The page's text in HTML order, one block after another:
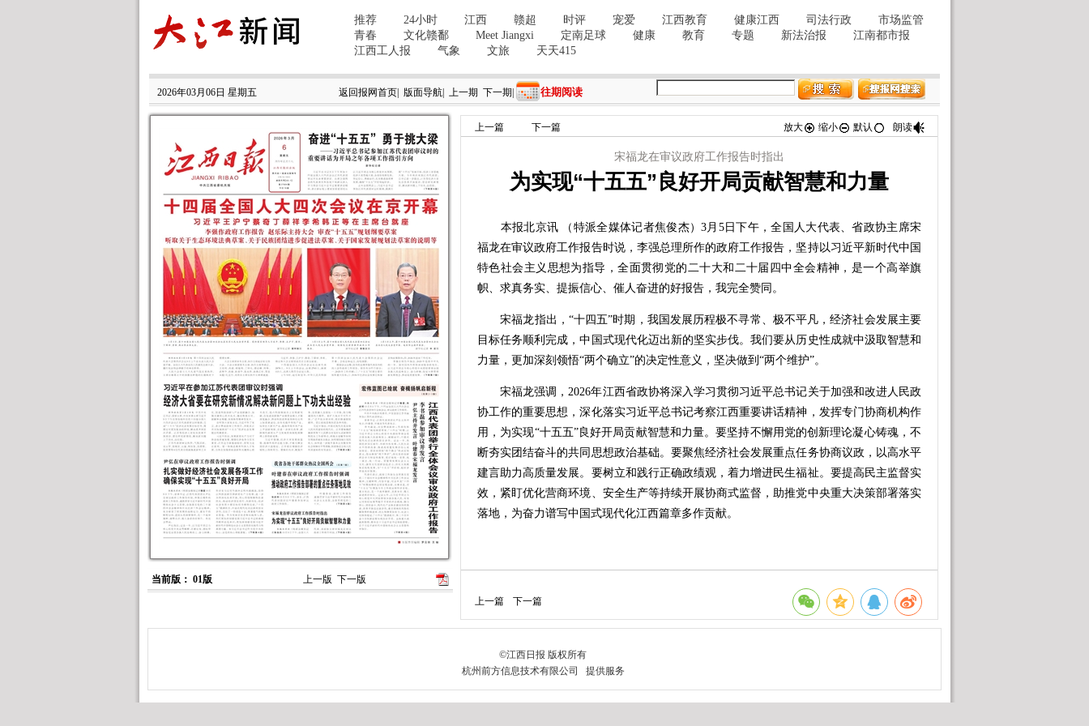
2026年03月06日 星期五 返回报网首页 版面导航 上一期 下一期 往期阅读
当前版： 01版 上一版 下一版
上一篇 下一篇 放大 缩小 默认 朗读
宋福龙在审议政府工作报告时指出
为实现“十五五”良好开局贡献智慧和力量
本报北京讯 （特派全媒体记者焦俊杰）3月5日下午，全国人大代表、省政协主席宋
福龙在审议政府工作报告时说，李强总理所作的政府工作报告，坚持以习近平新时代中国
特色社会主义思想为指导，全面贯彻党的二十大和二十届四中全会精神，是一个高举旗
帜、求真务实、提振信心、催人奋进的好报告，我完全赞同。
宋福龙指出，“十四五”时期，我国发展历程极不寻常、极不平凡，经济社会发展主要
目标任务顺利完成，中国式现代化迈出新的坚实步伐。我们要从历史性成就中汲取智慧和
力量，更加深刻领悟“两个确立”的决定性意义，坚决做到“两个维护”。
宋福龙强调，2026年江西省政协将深入学习贯彻习近平总书记关于加强和改进人民政
协工作的重要思想，深化落实习近平总书记考察江西重要讲话精神，发挥专门协商机构作
用，为实现“十五五”良好开局贡献智慧和力量。要坚持不懈用党的创新理论凝心铸魂，不
断夯实团结奋斗的共同思想政治基础。要聚焦经济社会发展重点任务协商议政，以高水平
建言助力高质量发展。要树立和践行正确政绩观，着力增进民生福祉。要提高民主监督实
效，紧盯优化营商环境、安全生产等持续开展协商式监督，助推党中央重大决策部署落实
落地，为奋力谱写中国式现代化江西篇章多作贡献。
上一篇 下一篇